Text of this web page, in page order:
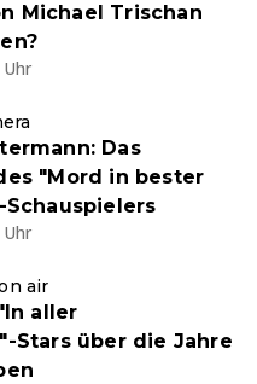
Michael Trischan
Uhr
Das
"Mord in bester
Uhr
air
aller
Stars über die Jahre